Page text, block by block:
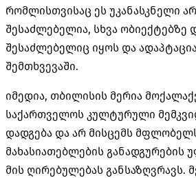
რომლისთვისაც ეს უკანასკნელი
შესაძლებელია, სხვა ობიექტებზე
შესაძლებელიც იყოს და
შემთხვევაში.
იმედია, თბილისის მერია
საქართველოს კულტურული
დადგება და არ მისცემს
მახასიათებლების განადგურების
მის ღირებულებას განსაზღვრავს.